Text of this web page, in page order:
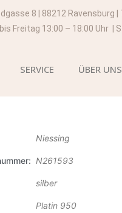
8 | 88212 Ravensburg
Freitag 13:00 – 18:00 Uhr |
SERVICE ÜBER UNS
Niessing
N261593
silber
Platin 950